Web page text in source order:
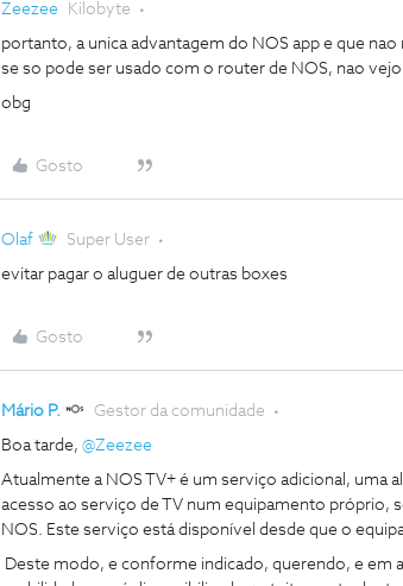
Zeezee Kilobyte
portanto, a unica advantagem do NOS app e que
se so pode ser usado com o router de NOS, nao
obg
Gosto
Olaf Super User
evitar pagar o aluguer de outras boxes
Gosto
Mário P. Gestor da comunidade
Boa tarde, ​ @Zeezee
Atualmente a NOS TV+ é um serviço adicional, uma
acesso ao serviço de TV num equipamento próprio,
NOS. Este serviço está disponível desde que o
Deste modo, e conforme indicado, querendo, e em